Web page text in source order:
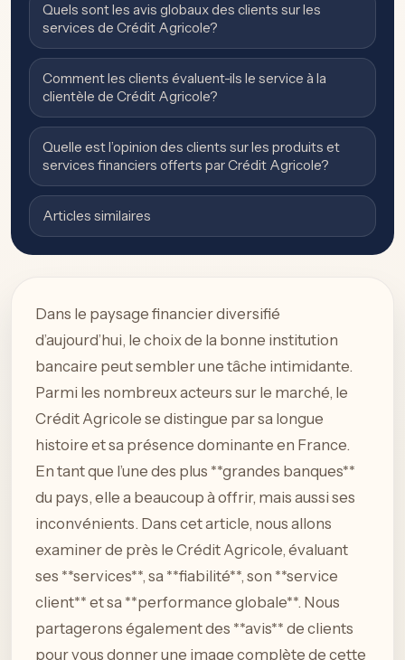
Quels sont les avis globaux des clients sur les
services de Crédit Agricole?
Comment les clients évaluent-ils le service à la
clientèle de Crédit Agricole?
Quelle est l’opinion des clients sur les produits et
services financiers offerts par Crédit Agricole?
Articles similaires
Dans le paysage financier diversifié
d’aujourd’hui, le choix de la bonne institution
bancaire peut sembler une tâche intimidante.
Parmi les nombreux acteurs sur le marché, le
Crédit Agricole se distingue par sa longue
histoire et sa présence dominante en France.
En tant que l’une des plus **grandes banques**
du pays, elle a beaucoup à offrir, mais aussi ses
inconvénients. Dans cet article, nous allons
examiner de près le Crédit Agricole, évaluant
ses **services**, sa **fiabilité**, son **service
client** et sa **performance globale**. Nous
partagerons également des **avis** de clients
pour vous donner une image complète de cette